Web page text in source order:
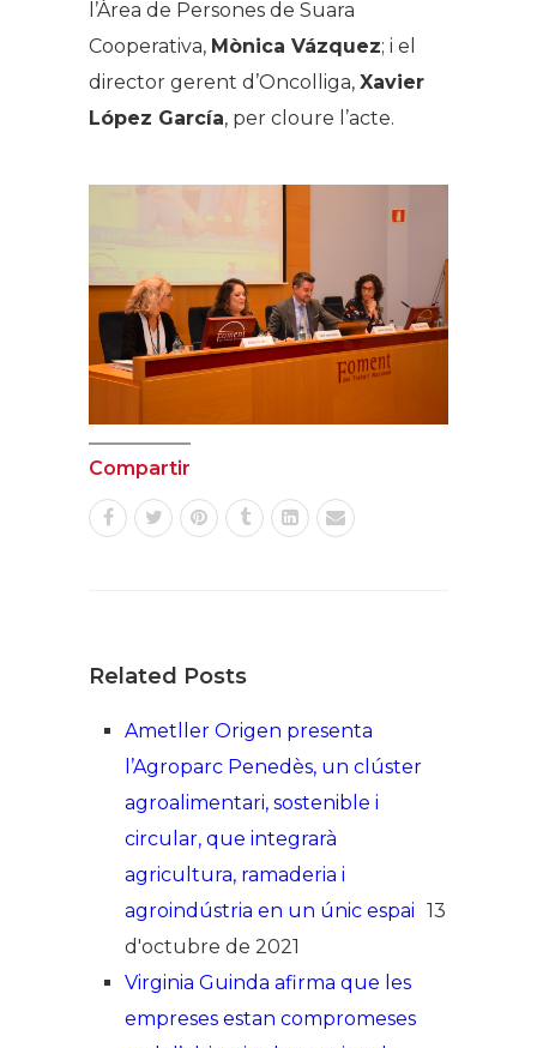
l’Àrea de Persones de Suara
Cooperativa, Mònica Vázquez; i el
director gerent d’Oncolliga, Xavier
López García, per cloure l’acte.
Compartir
Related Posts
Ametller Origen presenta
l’Agroparc Penedès, un clúster
agroalimentari, sostenible i
circular, que integrarà
agricultura, ramaderia i
agroindústria en un únic espai 13
d'octubre de 2021
Virginia Guinda afirma que les
empreses estan compromeses
amb l’objectiu de canviar el